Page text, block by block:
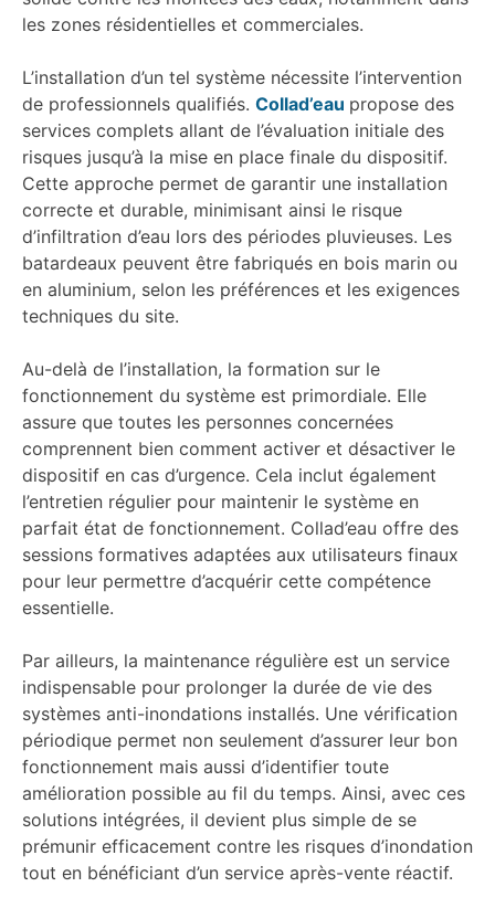
les zones résidentielles et commerciales.
L’installation d’un tel système nécessite l’intervention
de professionnels qualifiés. Collad’eau propose des
services complets allant de l’évaluation initiale des
risques jusqu’à la mise en place finale du dispositif.
Cette approche permet de garantir une installation
correcte et durable, minimisant ainsi le risque
d’infiltration d’eau lors des périodes pluvieuses. Les
batardeaux peuvent être fabriqués en bois marin ou
en aluminium, selon les préférences et les exigences
techniques du site.
Au-delà de l’installation, la formation sur le
fonctionnement du système est primordiale. Elle
assure que toutes les personnes concernées
comprennent bien comment activer et désactiver le
dispositif en cas d’urgence. Cela inclut également
l’entretien régulier pour maintenir le système en
parfait état de fonctionnement. Collad’eau offre des
sessions formatives adaptées aux utilisateurs finaux
pour leur permettre d’acquérir cette compétence
essentielle.
Par ailleurs, la maintenance régulière est un service
indispensable pour prolonger la durée de vie des
systèmes anti-inondations installés. Une vérification
périodique permet non seulement d’assurer leur bon
fonctionnement mais aussi d’identifier toute
amélioration possible au fil du temps. Ainsi, avec ces
solutions intégrées, il devient plus simple de se
prémunir efficacement contre les risques d’inondation
tout en bénéficiant d’un service après-vente réactif.